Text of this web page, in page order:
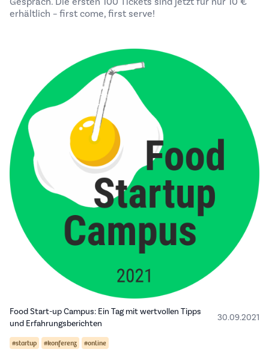
erhältlich – first come, first serve!
Food Start-up Campus: Ein Tag mit wertvollen Tipps
und Erfahrungsberichten
30.09.2021
#startup #konferenz #online